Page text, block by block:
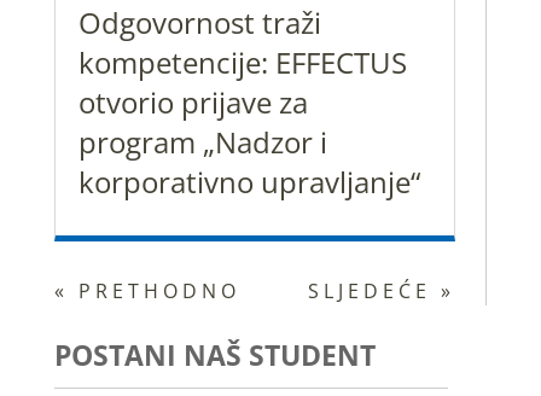
Odgovornost traži
kompetencije: EFFECTUS
otvorio prijave za
program „Nadzor i
korporativno upravljanje“
« PRETHODNO SLJEDEĆE »
POSTANI NAŠ STUDENT